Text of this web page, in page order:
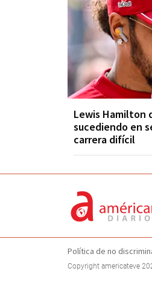
Lewis Hamilton
sucediendo en
carrera difícil
Política de no
Copyright americateve